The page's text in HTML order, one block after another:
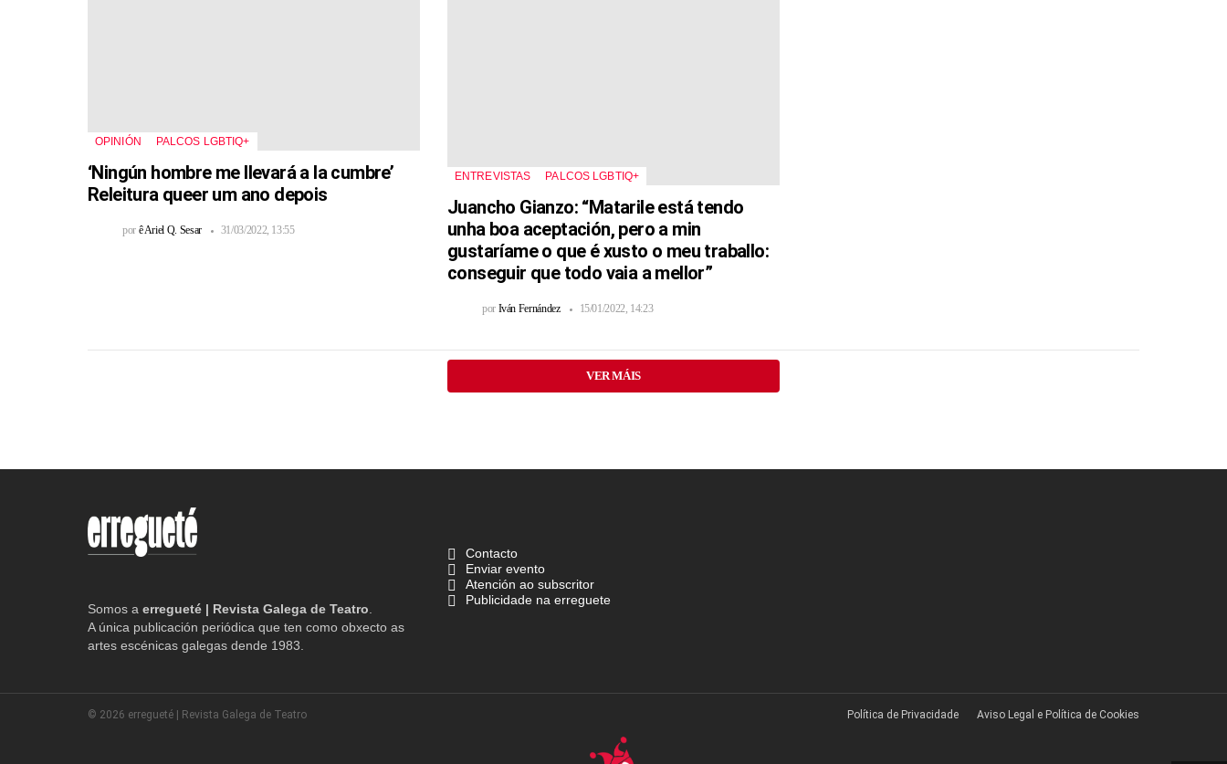
OPINIÓN PALCOS LGBTIQ+
‘Ningún hombre me llevará a la cumbre’
Releitura queer um ano depois
por ê Ariel Q. Sesar 31/03/2022, 13:55
ENTREVISTAS PALCOS LGBTIQ+
Juancho Gianzo: “Matarile está tendo
unha boa aceptación, pero a min
gustaríame o que é xusto o meu traballo:
conseguir que todo vaia a mellor”
por Iván Fernández 15/01/2022, 14:23
VER MÁIS
Somos a erregueté | Revista Galega de Teatro
A única publicación periódica que ten como obxecto as
artes escénicas galegas dende 1983.
Contacto
Enviar evento
Atención ao subscritor
Publicidade na erreguete
© 2026 erregueté | Revista Galega de Teatro Política de Privacidade Aviso Legal e Política de Cookies